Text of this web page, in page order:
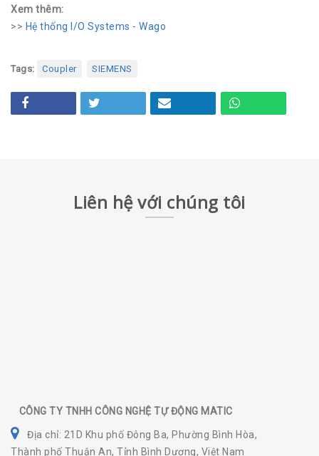
PLC
Field Device
Industry PC
Xem thêm:
>> Hệ thống I/O Systems - Wago
Tags: Coupler SIEMENS
Liên hệ với chúng tôi
CÔNG TY TNHH CÔNG NGHỆ TỰ ĐỘNG MATIC
Địa chỉ: 21D Khu phố Đông Ba, Phường Bình Hòa,
Thành phố Thuận An, Tỉnh Bình Dương, Việt Nam